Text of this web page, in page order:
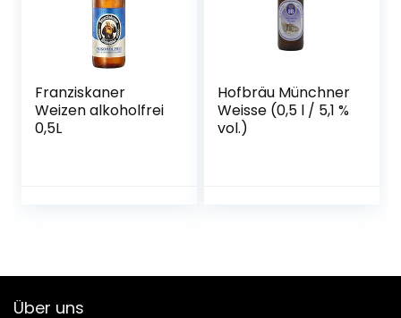
Franziskaner
Weizen alkoholfrei
0,5L
Hofbräu Münchner
Weisse (0,5 l / 5,1 %
vol.)
Über uns